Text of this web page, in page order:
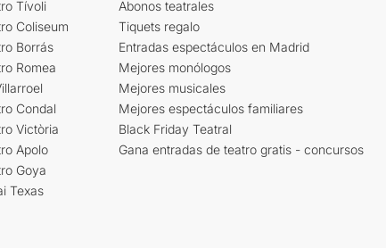
Tívoli
Coliseum
Borrás
Romea
Condal
Victòria
Apolo
Goya
Texas
Abonos teatrales
Tiquets regalo
Entradas espectáculos en Madrid
Mejores monólogos
Mejores musicales
Mejores espectáculos familiares
Black Friday Teatral
Gana entradas de teatro gratis - concursos